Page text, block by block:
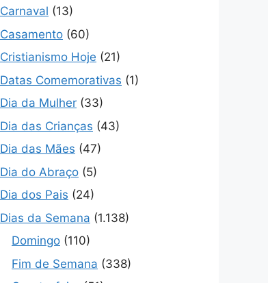
Carnaval (13)
Casamento (60)
Cristianismo Hoje (21)
Datas Comemorativas (1)
Dia da Mulher (33)
Dia das Crianças (43)
Dia das Mães (47)
Dia do Abraço (5)
Dia dos Pais (24)
Dias da Semana (1.138)
Domingo (110)
Fim de Semana (338)